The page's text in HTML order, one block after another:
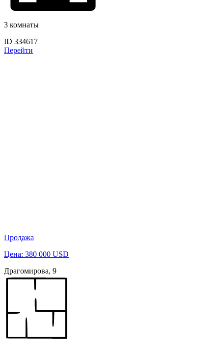
3 комнаты
ID 334617
Перейти
Продажа
Цена: 380 000 USD
Драгомирова, 9